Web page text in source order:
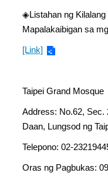
◈Listahan ng Kilalang
Mapalakaibigan sa
[Link]
Taipei Grand Mosque
Address: No.62, Sec.
Daan, Lungsod ng
Telepono: 02-
Oras ng Pagbukas: